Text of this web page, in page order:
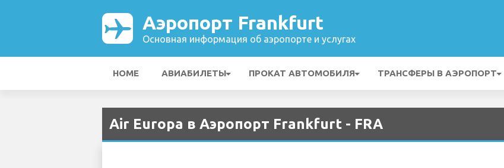
Аэропорт Frankfurt
Основная информация об аэропорте и услугах
HOME АВИАБИЛЕТЫ ПРОКАТ АВТОМОБИЛЯ ТРАНСФЕРЫ В АЭРОПОРТ
Air Europa в Аэропорт Frankfurt - FRA